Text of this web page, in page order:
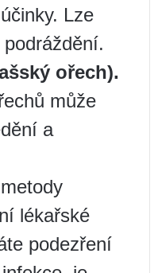
Lze
ořech).
může
a
lékařské
podezření